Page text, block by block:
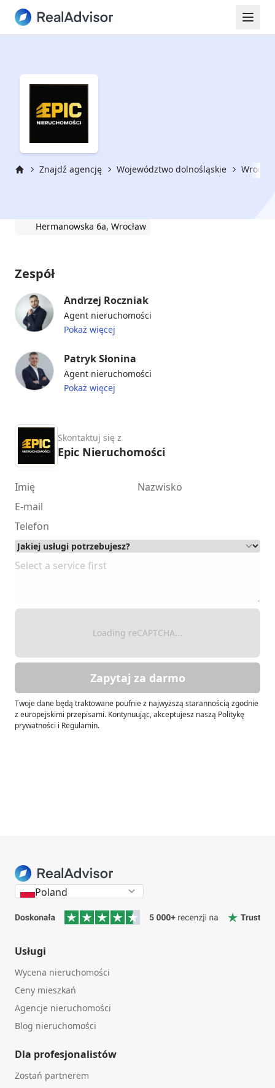
Znajdź agencję Województwo dolnośląskie
Hermanowska 6a, Wrocław
Zespół
Andrzej Roczniak
Agent nieruchomości
Pokaż więcej
Patryk Słonina
Agent nieruchomości
Pokaż więcej
Skontaktuj się z
Epic Nieruchomości
Loading reCAPTCHA...
Zapytaj za darmo
Twoje dane będą traktowane poufnie z najwyższą starannością zgodnie
z europejskimi przepisami. Kontynuując, akceptujesz naszą Politykę
prywatności i Regulamin.
Poland
Usługi
Wycena nieruchomości
Ceny mieszkań
Agencje nieruchomości
Blog nieruchomości
Dla profesjonalistów
Zostań partnerem